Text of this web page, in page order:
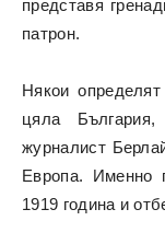
представя
патрон.
Някои
цяла
журналист
Европа. Именно
1919 година и